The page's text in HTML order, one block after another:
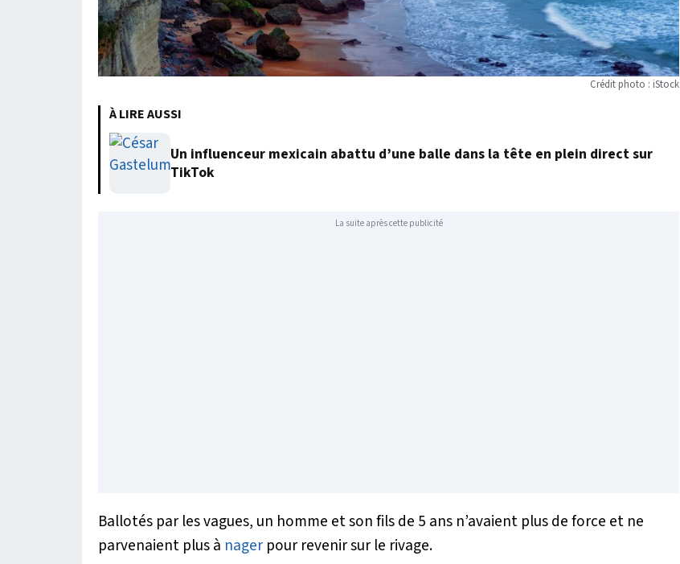
Crédit photo : iStock
À LIRE AUSSI
Un influenceur mexicain abattu d’une balle dans la tête en plein direct sur
TikTok
La suite après cette publicité
Ballotés par les vagues, un homme et son fils de 5 ans n’avaient plus de force et ne
parvenaient plus à nager pour revenir sur le rivage.